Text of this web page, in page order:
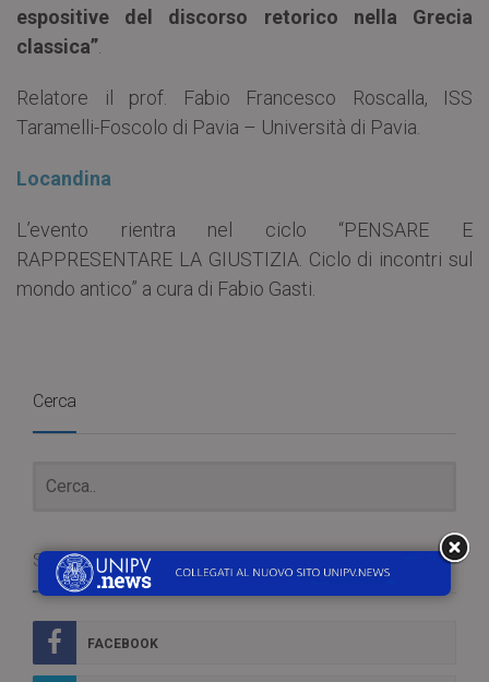
espositive del discorso retorico nella Grecia
classica”
Relatore il prof. Fabio Francesco Roscalla, ISS
Taramelli-Foscolo di Pavia – Università di Pavia.
Locandina
L’evento rientra nel ciclo “PENSARE E
RAPPRESENTARE LA GIUSTIZIA. Ciclo di incontri sul
mondo antico” a cura di Fabio Gasti.
Cerca
Social Box
FACEBOOK